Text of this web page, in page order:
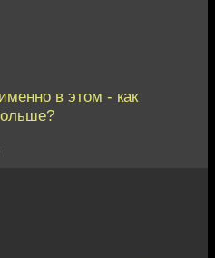
в этом - как